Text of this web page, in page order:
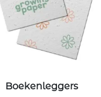
Boekenleggers